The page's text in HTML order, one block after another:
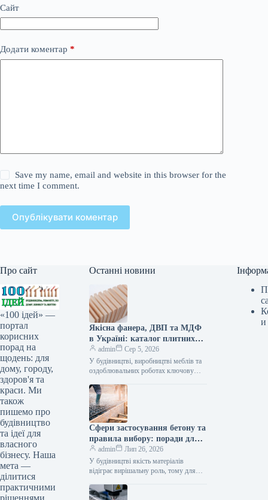
Сайт
Додати коментар *
Save my name, email and website in this browser for the
next time I comment.
Опублікувати коментар
Про сайт
«100 ідей» —
портал
корисних
порад на
щодень: для
дому, городу,
здоров'я та
краси. Ми
також
пишемо про
будівництво
та ідеї для
власного
бізнесу. Наша
мета —
ділитися
практичними
рішеннями,
Останні новини
Якісна фанера, ДВП та МДФ
в Україні: каталог плитних
матеріалів від «ВІН-ВУД»
admin
Сер 5, 2026
У будівництві, виробництві меблів та
оздоблювальних роботах ключову
сировини. Компанія «ВІН-ВУД» уже
тривалий час займається…
Сфери застосування бетону та
правила вибору: поради для
приватного й промислового
будівництва
admin
Лип 26, 2026
У будівництві якість матеріалів
відіграє вирішальну роль, тому для
обирати перевірених виробників, таких
и